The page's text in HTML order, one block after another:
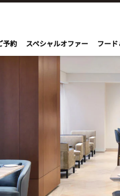
予約 スペシャルオファー フー